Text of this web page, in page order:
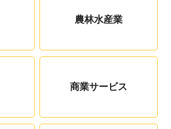
農林水産業
商業サービス